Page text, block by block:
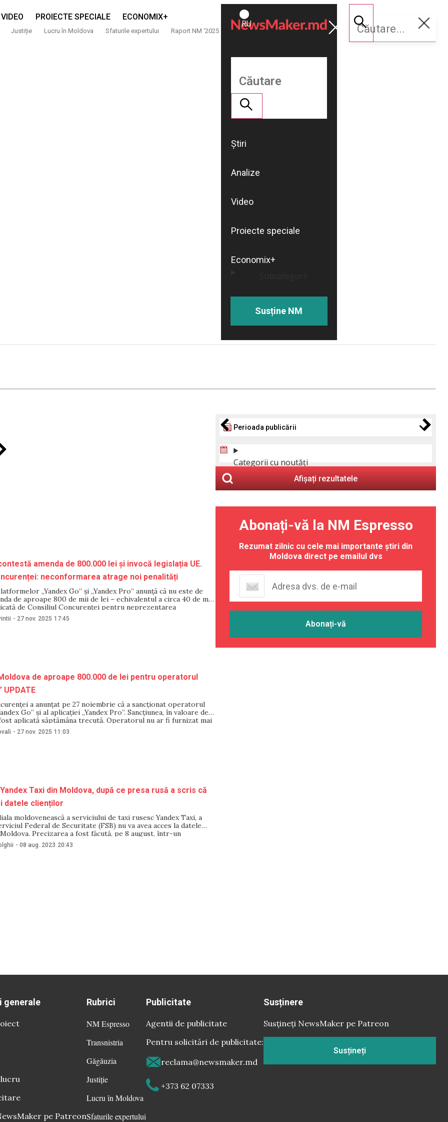
VIDEO PROIECTE SPECIALE ECONOMIX+
Justiție Lucru în Moldova Sfaturile expertului Raport NM ‘2025
ROMÂNĂ
RU
Susține
NM
Știri
Analize
Video
Proiecte speciale
Economix+
Susține NM
amenda de 800.000 lei și invocă legislația UE.
neconformarea atrage noi penalități
„Yandex Go” și „Yandex Pro” anunță că nu este de
de aproape 800 de mii de lei – echivalentul a circa 40 de mii
de Consiliul Concurenței pentru neprezentarea
în cadrul unei investigații privind posibile practici
Compania precizează
- 27 nov. 2025 17:45
de aproape 800.000 de lei pentru operatorul
UPDATE
a anunțat pe 27 noiembrie că a sancționat operatorul
Go” și al aplicației „Yandex Pro”. Sancțiunea, în valoare de
fost aplicată săptămâna trecută. Operatorul nu ar fi furnizat mai
Consiliului Concurenței „necesare în investigațiile privind
ale legislației concurențiale”. Actualizare:
- 27 nov. 2025 11:03
Taxi din Moldova, după ce presa rusă a scris că
datele clienților
moldovenească a serviciului de taxi rusesc Yandex Taxi, a
Federal de Securitate (FSB) nu va avea acces la datele
Precizarea a fost făcută, pe 8 august, într-un
NM. Aceasta vine la scurt timp după ce presa rusă a scris
- 08 aug. 2023 20:43
Perioada publicării
Categorii cu noutăți
Afișați rezultatele
Abonați-vă la NM Espresso
Rezumat zilnic cu cele mai importante știri din
Moldova direct pe emailul dvs
generale
pe Patreon
Rubrici
NM Espresso
Transnistria
Găgăuzia
Justiție
Lucru în Moldova
Sfaturile expertului
Publicitate
Agentii de publicitate
Pentru solicitări de publicitate:
reclama@newsmaker.md
+373 62 07333
Susținere
Susțineți NewsMaker pe Patreon
Susțineți